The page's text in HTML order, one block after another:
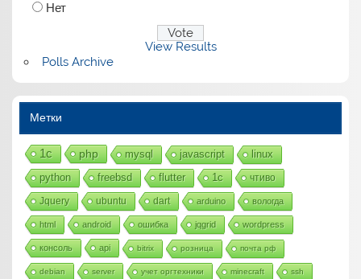
Нет
View Results
Polls Archive
Метки
1с php mysql javascript linux
python freebsd flutter 1c чтиво
Jquery ubuntu dart arduino вологда
html android ошибка jqgrid wordpress
консоль api bitrix розница почта рф
debian server учет оргтехники minecraft ssh